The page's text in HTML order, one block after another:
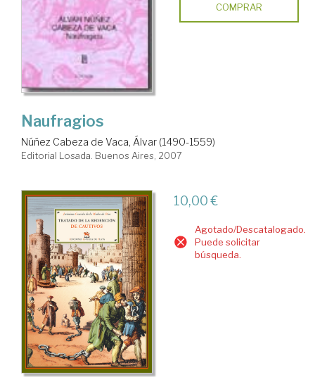
COMPRAR
Naufragios
Núñez Cabeza de Vaca, Álvar (1490-1559)
Editorial Losada. Buenos Aires, 2007
10,00 €
Agotado/Descatalogado.
Puede solicitar
búsqueda.